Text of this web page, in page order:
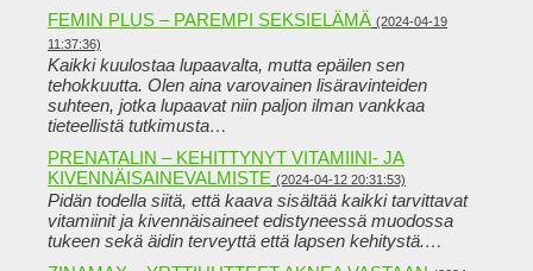
FEMIN PLUS – PAREMPI SEKSIELÄMÄ (2024-04-19
11:37:36)
Kaikki kuulostaa lupaavalta, mutta epäilen sen
tehokkuutta. Olen aina varovainen lisäravinteiden
suhteen, jotka lupaavat niin paljon ilman vankkaa
tieteellistä tutkimusta…
PRENATALIN – KEHITTYNYT VITAMIINI- JA
KIVENNÄISAINEVALMISTE (2024-04-12 20:31:53)
Pidän todella siitä, että kaava sisältää kaikki tarvittavat
vitamiinit ja kivennäisaineet edistyneessä muodossa
tukeen sekä äidin terveyttä että lapsen kehitystä.…